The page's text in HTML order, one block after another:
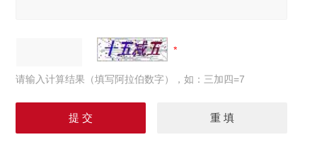
请输入计算结果（填写阿拉伯数字），如：三加四=7